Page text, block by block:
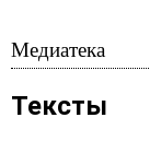
Медиатека
Тексты